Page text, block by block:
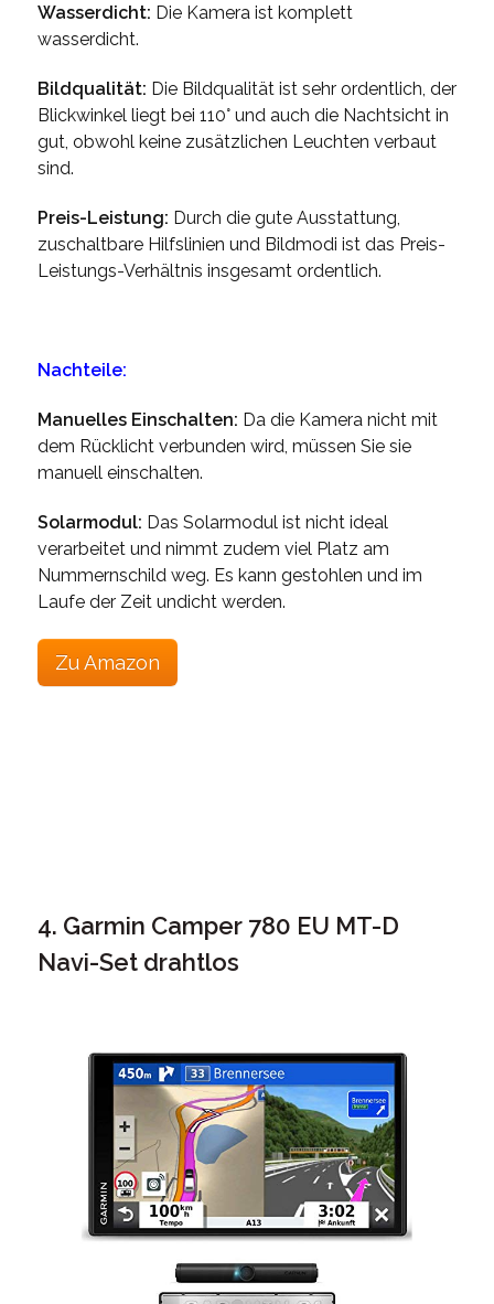
Wasserdicht: Die Kamera ist komplett
wasserdicht.
Bildqualität: Die Bildqualität ist sehr ordentlich, der
Blickwinkel liegt bei 110° und auch die Nachtsicht in
gut, obwohl keine zusätzlichen Leuchten verbaut
sind.
Preis-Leistung: Durch die gute Ausstattung,
zuschaltbare Hilfslinien und Bildmodi ist das Preis-
Leistungs-Verhältnis insgesamt ordentlich.
Nachteile:
Manuelles Einschalten: Da die Kamera nicht mit
dem Rücklicht verbunden wird, müssen Sie sie
manuell einschalten.
Solarmodul: Das Solarmodul ist nicht ideal
verarbeitet und nimmt zudem viel Platz am
Nummernschild weg. Es kann gestohlen und im
Laufe der Zeit undicht werden.
Zu Amazon
4. Garmin Camper 780 EU MT-D
Navi-Set drahtlos